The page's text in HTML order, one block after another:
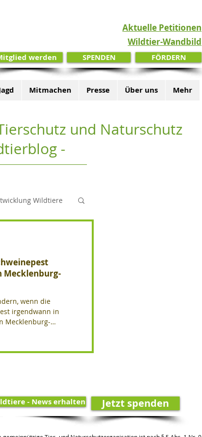
Aktuelle Petitionen
Wildtier-Wandbild
werden SPENDEN FÖRDERN
Mitmachen Presse Über uns Mehr
und Naturschutz
-
Wildtiere
Wildschweine
Pfalz
Arjes
Mecklenburg-
wenn die
irgendwann in
Mecklenburg-
- News erhalten Jetzt spenden